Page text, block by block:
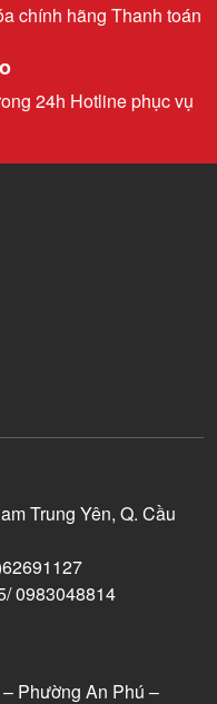
chính hãng Thanh toán
24h Hotline phục vụ
Trung Yên, Q. Cầu
0983048814
Phường An Phú –